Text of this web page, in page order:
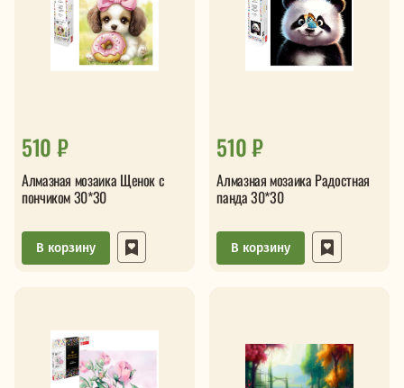
510 ₽
Алмазная мозаика Щенок с
пончиком 30*30
В корзину
510 ₽
Алмазная мозаика Радостная
панда 30*30
В корзину